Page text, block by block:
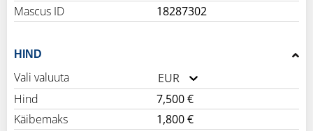
Mascus ID
18287302
HIND
Vali valuuta
EUR
Hind
7,500 €
Käibemaks
1,800 €